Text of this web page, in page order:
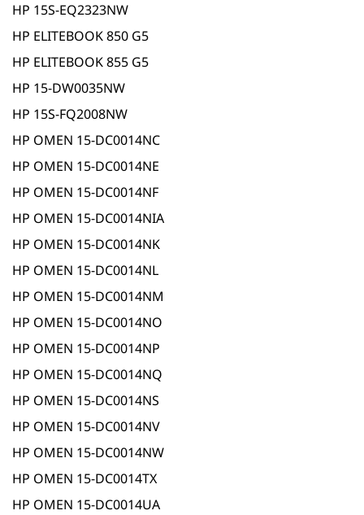
HP 15S-EQ2323NW
HP ELITEBOOK 850 G5
HP ELITEBOOK 855 G5
HP 15-DW0035NW
HP 15S-FQ2008NW
HP OMEN 15-DC0014NC
HP OMEN 15-DC0014NE
HP OMEN 15-DC0014NF
HP OMEN 15-DC0014NIA
HP OMEN 15-DC0014NK
HP OMEN 15-DC0014NL
HP OMEN 15-DC0014NM
HP OMEN 15-DC0014NO
HP OMEN 15-DC0014NP
HP OMEN 15-DC0014NQ
HP OMEN 15-DC0014NS
HP OMEN 15-DC0014NV
HP OMEN 15-DC0014NW
HP OMEN 15-DC0014TX
HP OMEN 15-DC0014UA